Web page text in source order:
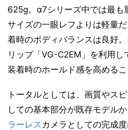
625g。α7シリーズ中では最も
サイズの一眼レフよりは軽量
着時のボディバランスは良好
リップ「VG-C2EM」を利用
装着時のホールド感を高めるこ
トータルとしては、画質やス
しての基本部分が既存モデル
ラーレス カメラとしての完成